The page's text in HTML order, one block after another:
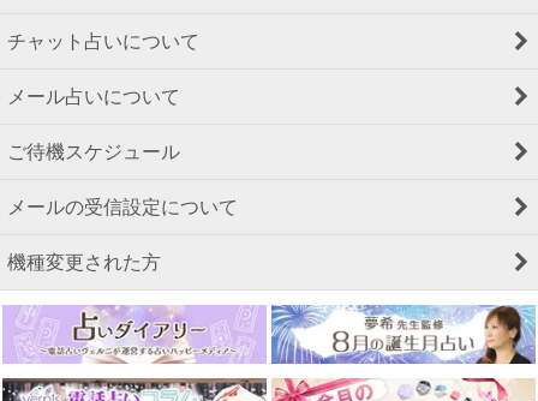
チャット占いについて
メール占いについて
ご待機スケジュール
メールの受信設定について
機種変更された方